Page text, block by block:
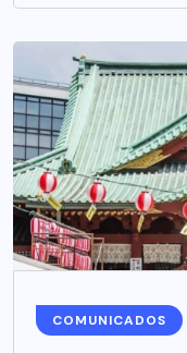
COMUNICADOS